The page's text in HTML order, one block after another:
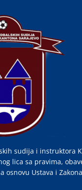
sudija i instruktora
lica sa pravima,
osnovu Ustava i